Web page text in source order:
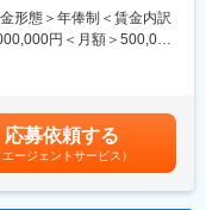
ます。
約(年3～4回実施)のパタ
戦略提言まで担うポジシ
形態＞年俸制＜賃金内訳
円＜月額＞500,000
です。
応募依頼する
エージェントサービス）